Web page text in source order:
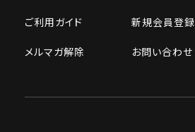
ご利用ガイド 新規会員登録
メルマガ解除 お問い合わせ